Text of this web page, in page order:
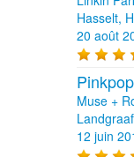
Hasselt,
20 août
Muse +
12 juin